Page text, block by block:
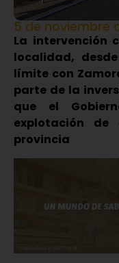
5 de noviembre
La intervención
localidad,
límite con
parte de la
que el
explotación de
provincia